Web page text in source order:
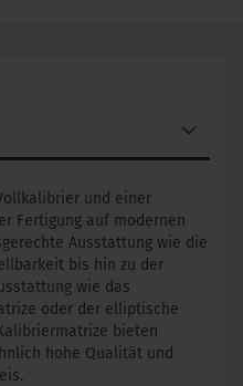
und einer
Fertigung auf modernen
Ausstattung wie die
bis hin zu der
wie das
oder der elliptische
bieten
hohe Qualität und